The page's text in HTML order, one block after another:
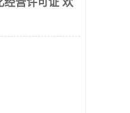
经营许可证 欢